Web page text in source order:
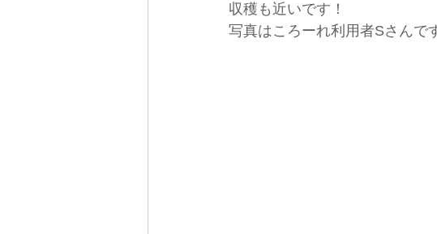
収穫も近いです！
写真はころーれ利用者Sさんで